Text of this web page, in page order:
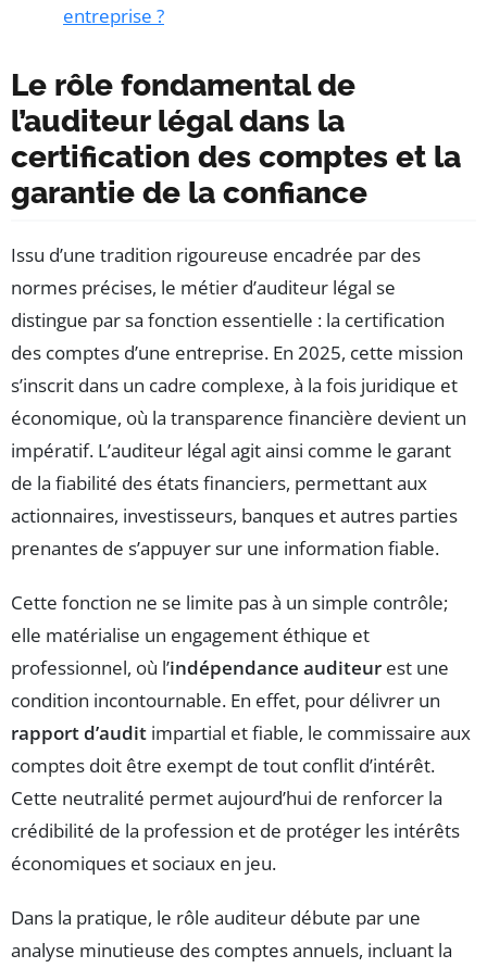
entreprise ?
Le rôle fondamental de
l’auditeur légal dans la
certification des comptes et la
garantie de la confiance
Issu d’une tradition rigoureuse encadrée par des
normes précises, le métier d’auditeur légal se
distingue par sa fonction essentielle : la certification
des comptes d’une entreprise. En 2025, cette mission
s’inscrit dans un cadre complexe, à la fois juridique et
économique, où la transparence financière devient un
impératif. L’auditeur légal agit ainsi comme le garant
de la fiabilité des états financiers, permettant aux
actionnaires, investisseurs, banques et autres parties
prenantes de s’appuyer sur une information fiable.
Cette fonction ne se limite pas à un simple contrôle;
elle matérialise un engagement éthique et
professionnel, où l’indépendance auditeur est une
condition incontournable. En effet, pour délivrer un
rapport d’audit impartial et fiable, le commissaire aux
comptes doit être exempt de tout conflit d’intérêt.
Cette neutralité permet aujourd’hui de renforcer la
crédibilité de la profession et de protéger les intérêts
économiques et sociaux en jeu.
Dans la pratique, le rôle auditeur débute par une
analyse minutieuse des comptes annuels, incluant la